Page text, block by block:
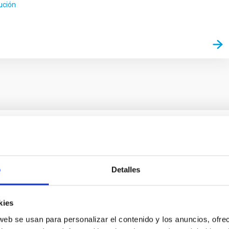
Detalles
se usan para personalizar el contenido y los anuncios,
on the inner dark matter density slopes of
star formation histories (SFHs) and the inner dark matter
formation influence the formation of cored versus cuspy